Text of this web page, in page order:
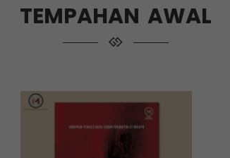
TEMPAHAN AWAL